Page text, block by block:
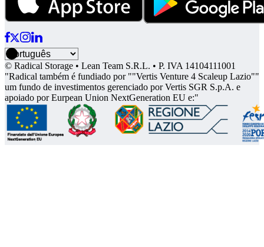
© Radical Storage • Lean Team S.R.L. • P. IVA 14104111001
"Radical também é fundiado por ""Vertis Venture 4 Scaleup Lazio""
um fundo de investimentos gerenciado por Vertis SGR S.p.A. e
apoiado por Eurpean Union NextGeneration EU e:"